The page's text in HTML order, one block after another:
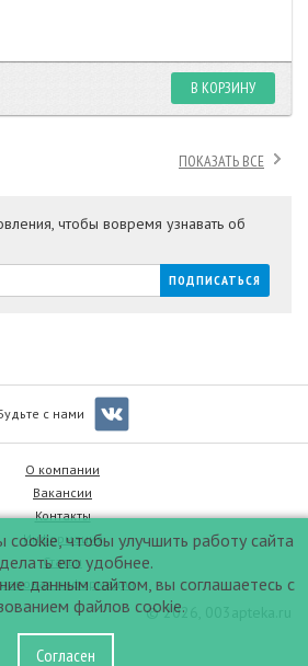
В КОРЗИНУ
ПОКАЗАТЬ ВСЕ
чтобы вовремя узнавать об
с нами
О компании
Вакансии
Контакты
Информация
Статьи
информация
© 2026, 003apteka.ru
чтобы улучшить работу сайта
его удобнее.
данным сайтом, вы соглашаетесь с
файлов cookie.
Согласен